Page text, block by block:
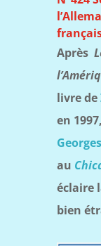
Après
livre de
en
au
éclaire
bien